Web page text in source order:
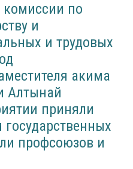
комиссии по
и
и трудовых
акима
Алтынай
приняли
государственных
профсоюзов и